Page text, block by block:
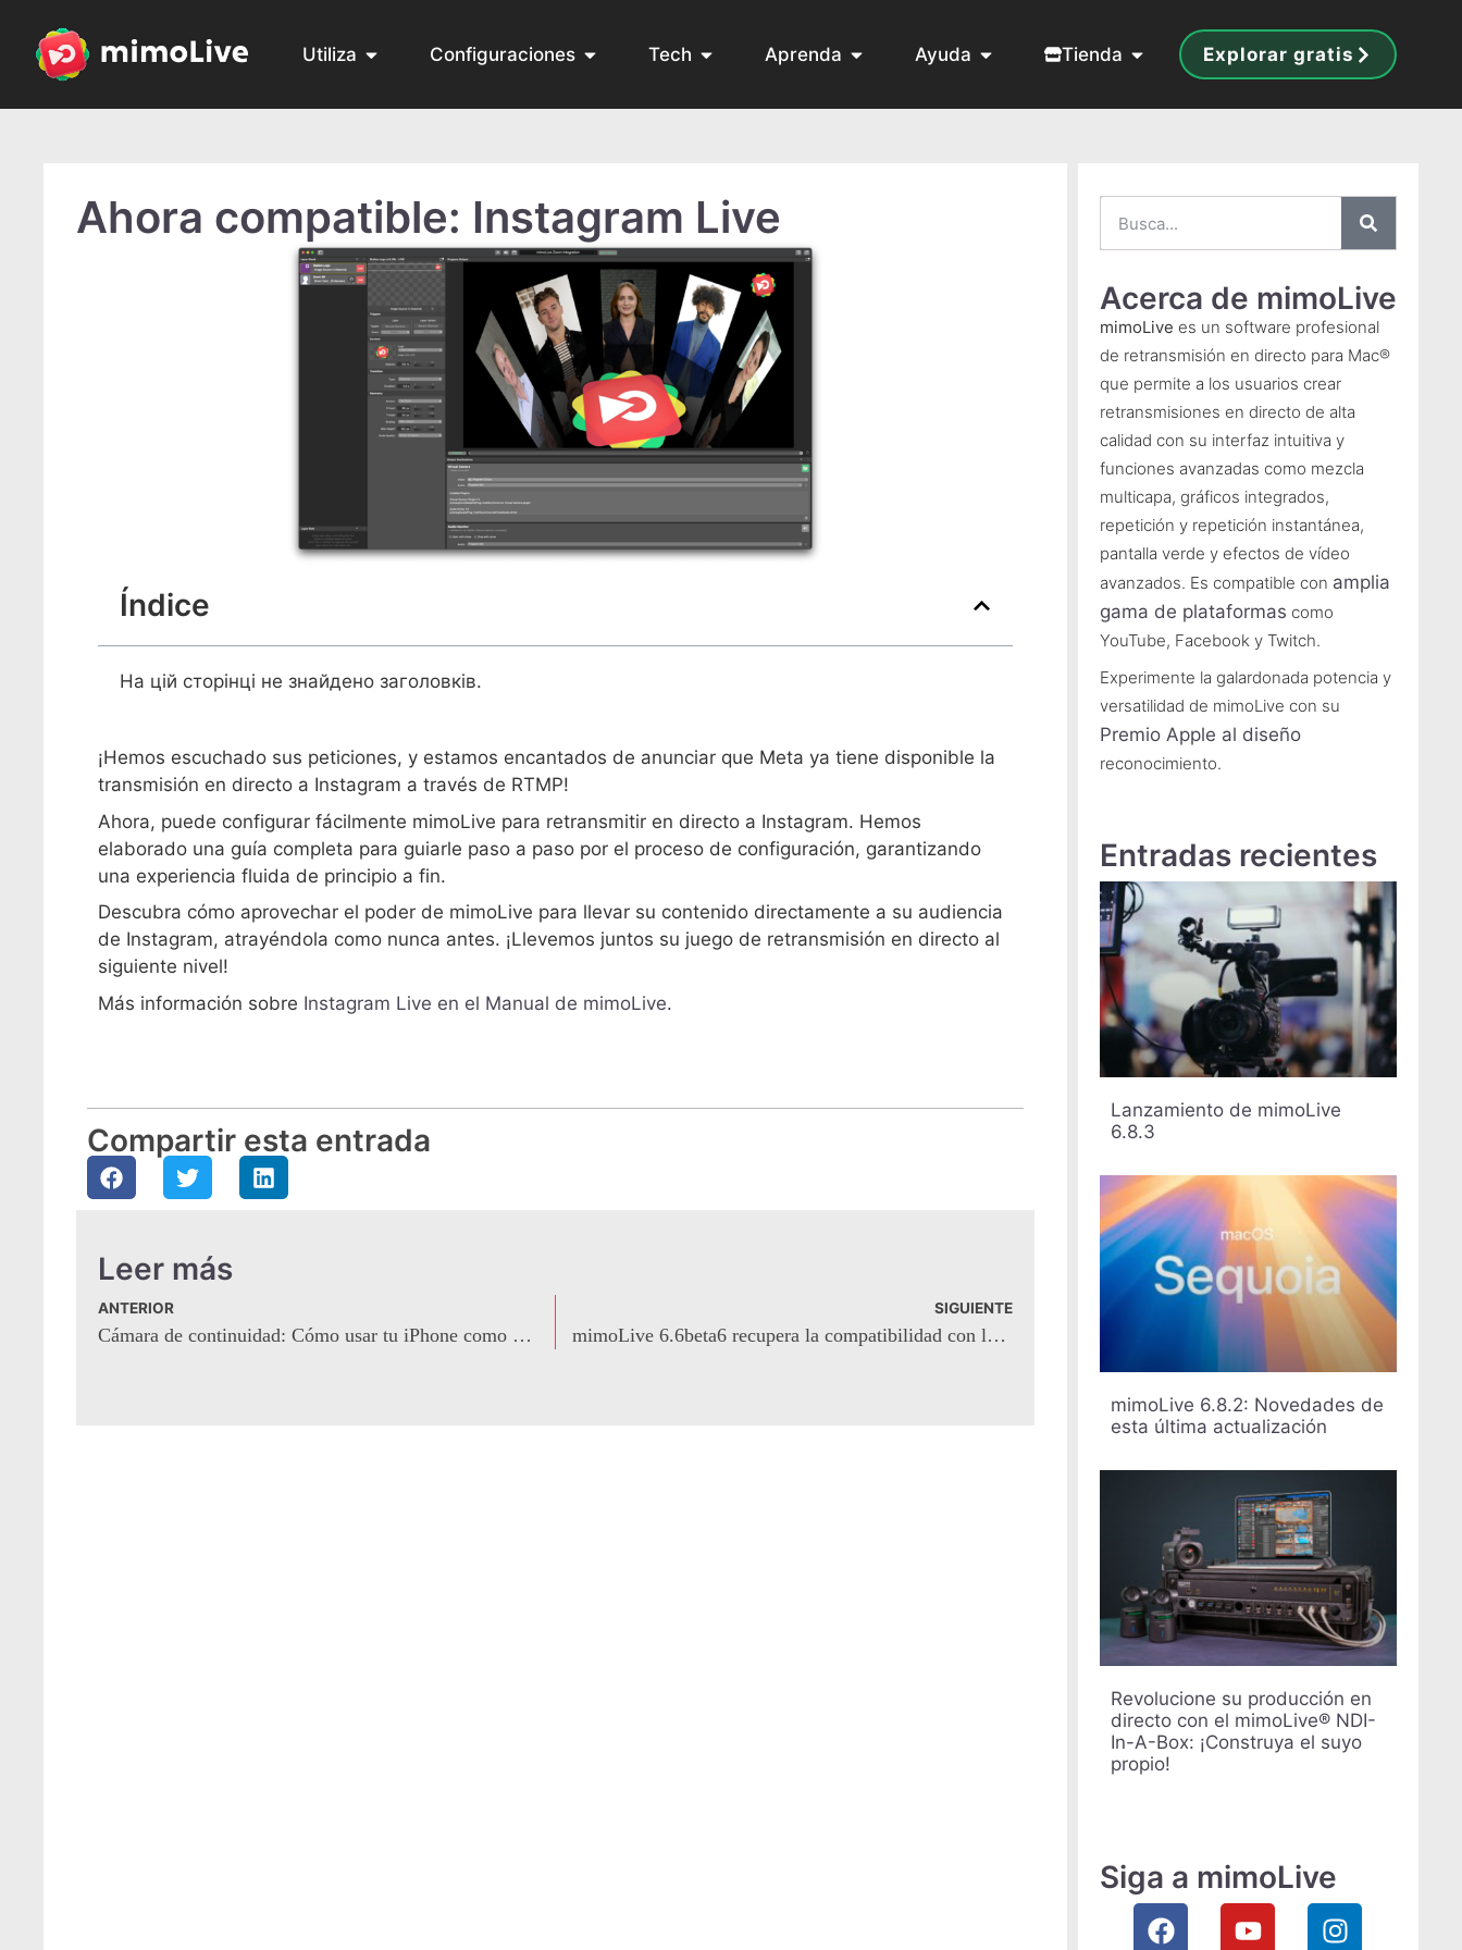
Utiliza Configuraciones Tech Aprenda Ayuda Tienda Explorar gratis
Ahora compatible: Instagram Live
Índice
На цій сторінці не знайдено заголовків.
¡Hemos escuchado sus peticiones, y estamos encantados de anunciar que Meta ya tiene disponible la
transmisión en directo a Instagram a través de RTMP!
Ahora, puede configurar fácilmente mimoLive para retransmitir en directo a Instagram. Hemos
elaborado una guía completa para guiarle paso a paso por el proceso de configuración, garantizando
una experiencia fluida de principio a fin.
Descubra cómo aprovechar el poder de mimoLive para llevar su contenido directamente a su audiencia
de Instagram, atrayéndola como nunca antes. ¡Llevemos juntos su juego de retransmisión en directo al
siguiente nivel!
Más información sobre Instagram Live en el Manual de mimoLive.
Compartir esta entrada
Leer más
ANTERIOR
Cámara de continuidad: Cómo usar tu iPhone como cámara web en un Mac con mimoLive
SIGUIENTE
mimoLive 6.6beta6 recupera la compatibilidad con los Mac basados en Intel que ejecutan macOS Sonoma
Acerca de mimoLive
mimoLive es un software profesional
de retransmisión en directo para Mac®
que permite a los usuarios crear
retransmisiones en directo de alta
calidad con su interfaz intuitiva y
funciones avanzadas como mezcla
multicapa, gráficos integrados,
repetición y repetición instantánea,
pantalla verde y efectos de vídeo
avanzados. Es compatible con amplia
gama de plataformas como
YouTube, Facebook y Twitch.
Experimente la galardonada potencia y
versatilidad de mimoLive con su
Premio Apple al diseño
reconocimiento.
Entradas recientes
Lanzamiento de mimoLive
6.8.3
mimoLive 6.8.2: Novedades de
esta última actualización
Revolucione su producción en
directo con el mimoLive® NDI-
In-A-Box: ¡Construya el suyo
propio!
Siga a mimoLive
KO